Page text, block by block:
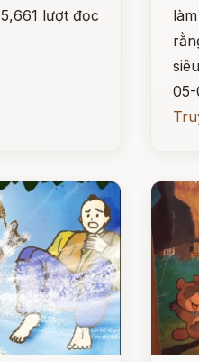
5,661 lượt đọc
05-